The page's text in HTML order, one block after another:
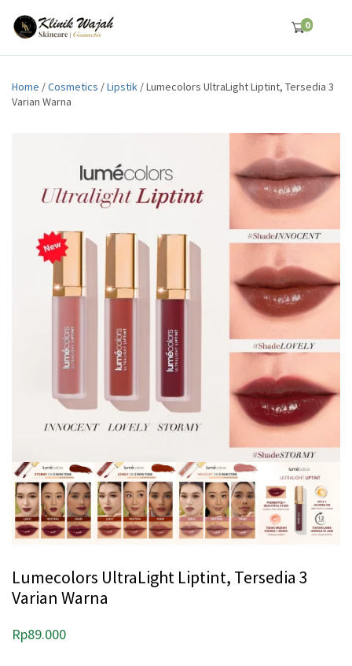
0
Home /Cosmetics /Lipstik / Lumecolors UltraLight Liptint, Tersedia 3
Varian Warna
Lumecolors UltraLight Liptint, Tersedia 3
Varian Warna
Rp89.000